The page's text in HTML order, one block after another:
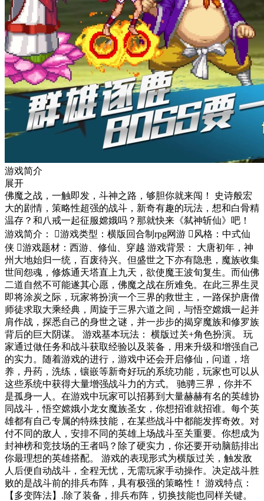
游戏简介
展开
佛魔之战，一触即发，斗神之路，够胆你就来闯！ 史诗般宏
大的剧情，策略性超强的战斗，新奇有趣的玩法，想和白骨精
温存？和八戒一起征服嫦娥吗？那就快来《弑神斩仙》吧！
游戏简介： 游戏类型：横版回合制rpg网游 风格：中式仙
侠 游戏题材：西游、修仙、穿越 游戏背景： 大唐初年，神
州大地始归一统，百废待兴。但盛世之下亦有隐患，魔族收集
世间怨魂，修炼通天塔直上九天，欲使魔王波旬复生。而仙佛
二道自然不可能遂其心愿，佛魔之战在所难免。在此三界生灵
即将涂炭之际，玩家将扮演一个三界的救世主，一路保护唐僧
师徒求取大乘经典，周旋于三界六道之间，与悟空嫦娥一起并
肩作战，探悉自己的身世之谜，并一步步的揭穿魔族和修罗族
背后的巨大阴谋。 游戏基本玩法： 横版过关+角色扮演。 玩
家通过做任务和战斗获取经验以及装备，用来升级和增强自己
的实力。随着游戏的进行，游戏中还会开启修仙，问道，培
养，丹药，洗练，镶嵌等新奇好玩的系统功能，玩家也可以从
这些系统中获得大量增强战斗力的方式。 驰骋三界，你并不
是孤身一人。在游戏中玩家可以招募到大量赫赫有名的英雄协
同战斗，悟空嫦娥小龙女魔族圣女，你想招谁就招谁。每个英
雄都有自己专属的特殊技能，在某些战斗中都能发挥奇效。对
付不同的敌人，安排不同的英雄上场战斗至关重要。你想成为
封神榜和竞技场的王者吗？除了硬实力，你还要开动脑筋排出
你最理想的英雄搭配。 游戏的表现形式为横版过关，触发敌
人后便自动战斗，全程无忧，无需玩家手动操作。决定战斗胜
败的是战斗前的排兵布阵，具有极强的策略性！ 游戏特点：
【多变阵法】.除了装备，排兵布阵，切换技能也同样关键。